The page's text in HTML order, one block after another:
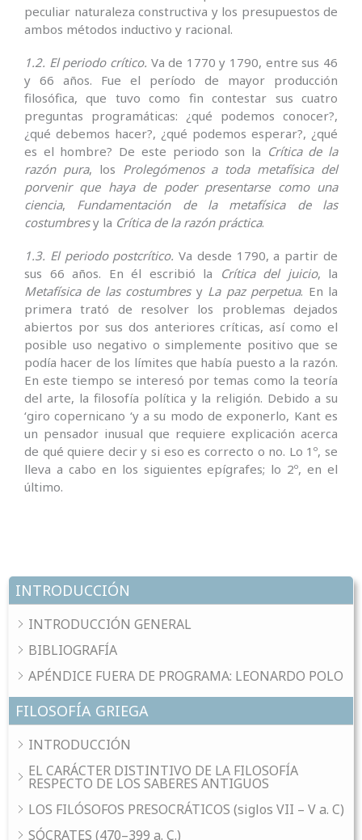
INTRODUCCIÓN
INTRODUCCIÓN GENERAL
BIBLIOGRAFÍA
APÉNDICE FUERA DE PROGRAMA: LEONARDO POLO
FILOSOFÍA GRIEGA
INTRODUCCIÓN
EL CARÁCTER DISTINTIVO DE LA FILOSOFÍA
RESPECTO DE LOS SABERES ANTIGUOS
LOS FILÓSOFOS PRESOCRÁTICOS (siglos VII – V a. C)
SÓCRATES (470–399 a. C.)
peculiar naturaleza constructiva y los presupuestos de
ambos métodos inductivo y racional.
1.2. El periodo crítico. Va de 1770 y 1790, entre sus 46
y 66 años. Fue el período de mayor producción
filosófica, que tuvo como fin contestar sus cuatro
preguntas programáticas: ¿qué podemos conocer?,
¿qué debemos hacer?, ¿qué podemos esperar?, ¿qué
es el hombre? De este periodo son la Crítica de la
razón pura, los Prolegómenos a toda metafísica del
porvenir que haya de poder presentarse como una
ciencia, Fundamentación de la metafísica de las
costumbresy la Crítica de la razón práctica.
1.3. El periodo postcrítico. Va desde 1790, a partir de
sus 66 años. En él escribió la
Crítica del juicio, la
Metafísica de las costumbresy La paz perpetua. En la
primera trató de resolver los problemas dejados
abiertos por sus dos anteriores críticas, así como el
posible uso negativo o simplemente positivo que se
podía hacer de los límites que había puesto a la razón.
En este tiempo se interesó por temas como la teoría
del arte, la filosofía política y la religión. Debido a su
‘giro copernicano ‘y a su modo de exponerlo, Kant es
un pensador inusual que requiere explicación acerca
de qué quiere decir y si eso es correcto o no. Lo 1º, se
lleva a cabo en los siguientes epígrafes; lo 2º, en el
último.